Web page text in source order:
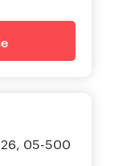
05-500